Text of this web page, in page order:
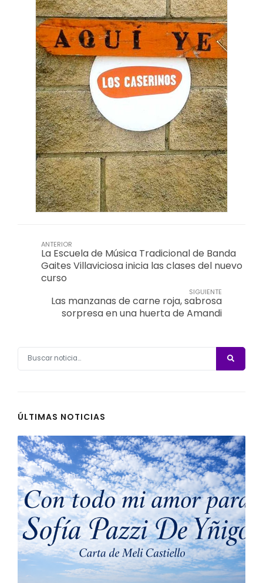
ANTERIOR
La Escuela de Música Tradicional de Banda
Gaites Villaviciosa inicia las clases del nuevo
curso
SIGUIENTE
Las manzanas de carne roja, sabrosa
sorpresa en una huerta de Amandi
ÚLTIMAS NOTICIAS